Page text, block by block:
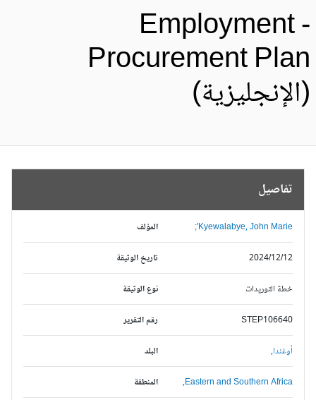
Employment
Procurement
تفاصيل
المؤلف Kyewalabye, John Marie';
تاريخ الوثيقة 2024/12/12
نوع الوثيقة خطة التوريدات
رقم التقرير STEP106640
البلد أوغندا,
المنطقة Eastern and Southern Africa,